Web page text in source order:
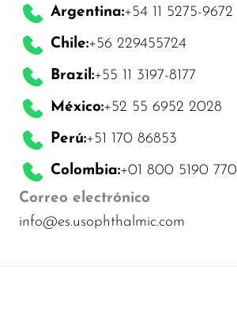
Argentina:+54 11 5275-9672
Chile:+56 229455724
Brazil:+55 11 3197-8177
México:+52 55 6952 2028
Perú:+51 170 86853
Colombia:+01 800 5190 770
Correo electrónico
info@es.usophthalmic.com